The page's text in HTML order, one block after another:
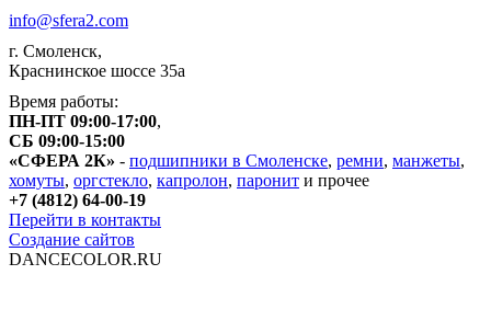
info@sfera2.com
г. Смоленск,
Краснинское шоссе 35а
Время работы:
ПН-ПТ 09:00-17:00,
СБ 09:00-15:00
«СФЕРА 2К» - подшипники в Смоленске, ремни, манжеты,
хомуты, оргстекло, капролон, паронит и прочее
+7 (4812) 64-00-19
Перейти в контакты
Создание сайтов
DANCECOLOR.RU